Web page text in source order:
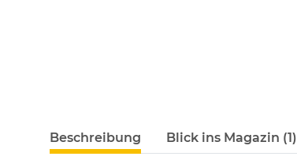
Beschreibung Blick ins Magazin (1)